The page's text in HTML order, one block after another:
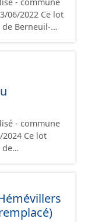
documents
de vue
Ce lot
Berneuil-
de
des
il est
foi et sont
- commune
lot
de
de
des